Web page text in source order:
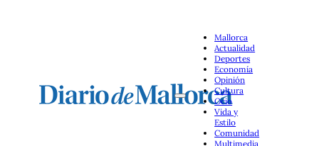
Mallorca
Actualidad
Deportes
Economía
Opinión
Cultura
Ocio
Vida y
Estilo
Comunidad
Multimedia